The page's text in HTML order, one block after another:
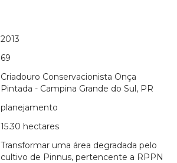
2013
69
Criadouro Conservacionista Onça
Pintada - Campina Grande do Sul, PR
planejamento
15.30 hectares
Transformar uma área degradada pelo
cultivo de Pinnus, pertencente a RPPN